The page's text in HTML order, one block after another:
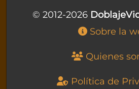
© 2012-2026
Sobre la
Quienes
Política de